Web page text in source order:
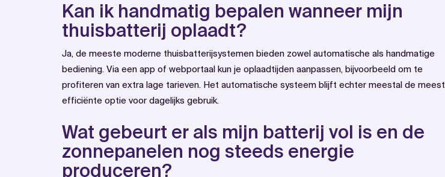
Kan ik handmatig bepalen wanneer mijn
thuisbatterij oplaadt?
Ja, de meeste moderne thuisbatterijsystemen bieden zowel automatische als handmatige
bediening. Via een app of webportaal kun je oplaadtijden aanpassen, bijvoorbeeld om te
profiteren van extra lage tarieven. Het automatische systeem blijft echter meestal de meest
efficiënte optie voor dagelijks gebruik.
Wat gebeurt er als mijn batterij vol is en de
zonnepanelen nog steeds energie
produceren?